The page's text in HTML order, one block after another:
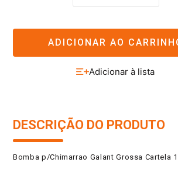
ADICIONAR AO
DESCRIÇÃO DO PRODUTO
Bomba p/Chimarrao Galant Grossa Cartela